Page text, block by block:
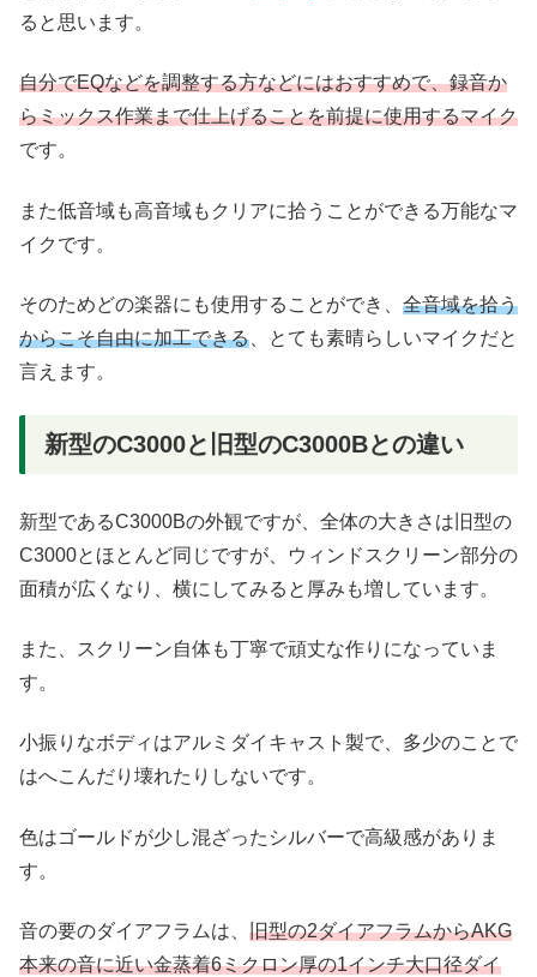
ると思います。
自分でEQなどを調整する方などにはおすすめで、録音か
らミックス作業まで仕上げることを前提に使用するマイク
です。
また低音域も高音域もクリアに拾うことができる万能なマ
イクです。
そのためどの楽器にも使用することができ、 全音域を拾う
からこそ自由に加工できる 、とても素晴らしいマイクだと
言えます。
新型のC3000と旧型のC3000Bとの違い
新型であるC3000Bの外観ですが、全体の大きさは旧型の
C3000とほとんど同じですが、ウィンドスクリーン部分の
面積が広くなり、横にしてみると厚みも増しています。
また、スクリーン自体も丁寧で頑丈な作りになっていま
す。
小振りなボディはアルミダイキャスト製で、多少のことで
はへこんだり壊れたりしないです。
色はゴールドが少し混ざったシルバーで高級感がありま
す。
音の要のダイアフラムは、 旧型の2ダイアフラムからAKG
本来の音に近い金蒸着6ミクロン厚の1インチ大口径ダイ